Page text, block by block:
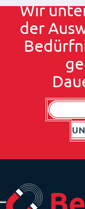
Wir
der